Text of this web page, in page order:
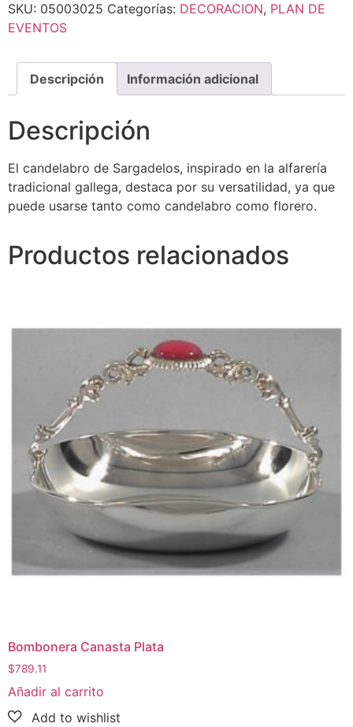
SKU: 05003025 Categorías: DECORACION, PLAN DE
EVENTOS
Descripción Información adicional
Descripción
El candelabro de Sargadelos, inspirado en la alfarería
tradicional gallega, destaca por su versatilidad, ya que
puede usarse tanto como candelabro como florero.
Productos relacionados
Bombonera Canasta Plata
$789.11
Añadir al carrito